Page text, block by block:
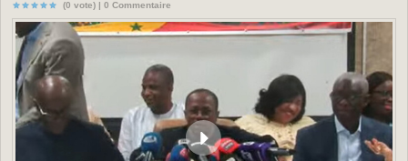
(0 vote) | 0 Commentaire